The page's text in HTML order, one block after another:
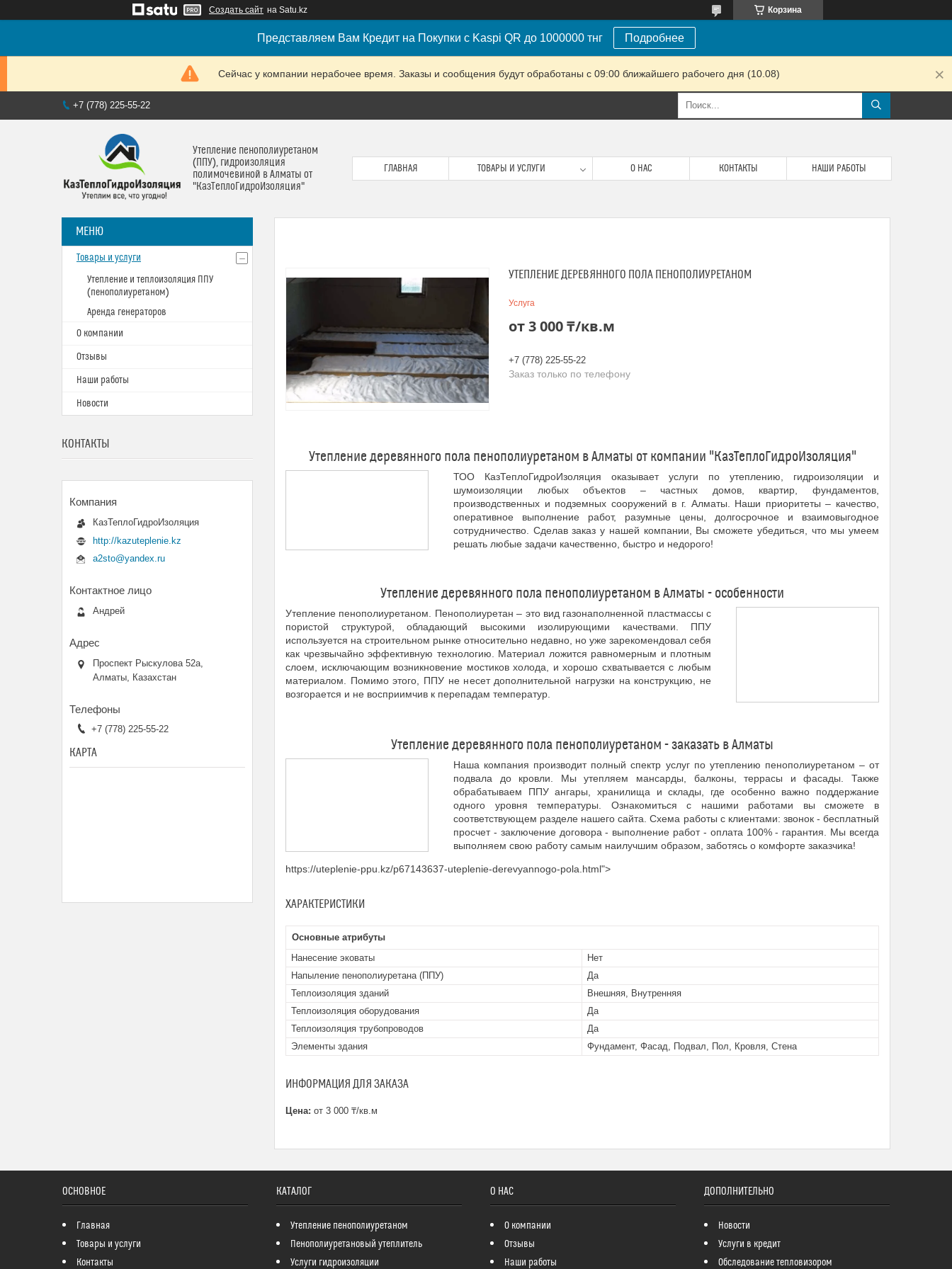
Создать сайт на Satu.kz Корзина
Представляем Вам Кредит на Покупки с Kaspi QR до 1000000 тнг Подробнее
Сейчас у компании нерабочее время. Заказы и сообщения будут обработаны с 09:00 ближайшего рабочего дня (10.08)
+7 (778) 225-55-22
Утепление пенополиуретаном
(ППУ), гидроизоляция
полимочевиной в Алматы от
"КазТеплоГидроИзоляция"
ГЛАВНАЯ ТОВАРЫ И УСЛУГИ О НАС КОНТАКТЫ НАШИ РАБОТЫ
УТЕПЛЕНИЕ ДЕРЕВЯННОГО ПОЛА ПЕНОПОЛИУРЕТАНОМ
Услуга
от3 000 ₸/кв.м
+7 (778) 225-55-22
Заказ только по телефону
Утепление деревянного пола пенополиуретаном в Алматы от компании "КазТеплоГидроИзоляция"
ТОО КазТеплоГидроИзоляция оказывает услуги по утеплению, гидроизоляции и
шумоизоляции любых объектов – частных домов, квартир, фундаментов,
производственных и подземных сооружений в г. Алматы. Наши приоритеты – качество,
оперативное выполнение работ, разумные цены, долгосрочное и взаимовыгодное
сотрудничество. Сделав заказ у нашей компании, Вы сможете убедиться, что мы умеем
решать любые задачи качественно, быстро и недорого!
Утепление деревянного пола пенополиуретаном в Алматы - особенности
Утепление пенополиуретаном. Пенополиуретан – это вид газонаполненной пластмассы с
пористой структурой, обладающий высокими изолирующими качествами. ППУ
используется на строительном рынке относительно недавно, но уже зарекомендовал себя
как чрезвычайно эффективную технологию. Материал ложится равномерным и плотным
слоем, исключающим возникновение мостиков холода, и хорошо схватывается с любым
материалом. Помимо этого, ППУ не несет дополнительной нагрузки на конструкцию, не
возгорается и не восприимчив к перепадам температур.
Утепление деревянного пола пенополиуретаном - заказать в Алматы
Наша компания производит полный спектр услуг по утеплению пенополиуретаном – от
подвала до кровли. Мы утепляем мансарды, балконы, террасы и фасады. Также
обрабатываем ППУ ангары, хранилища и склады, где особенно важно поддержание
одного уровня температуры. Ознакомиться с нашими работами вы сможете в
соответствующем разделе нашего сайта. Схема работы с клиентами: звонок - бесплатный
просчет - заключение договора - выполнение работ - оплата 100% - гарантия. Мы всегда
выполняем свою работу самым наилучшим образом, заботясь о комфорте заказчика!
https://uteplenie-ppu.kz/p67143637-uteplenie-derevyannogo-pola.html">
ХАРАКТЕРИСТИКИ
Основные атрибуты
Нанесение эковаты
Нет
Напыление пенополиуретана (ППУ)
Да
Теплоизоляция зданий
Внешняя, Внутренняя
Теплоизоляция оборудования
Да
Теплоизоляция трубопроводов
Да
Элементы здания
Фундамент, Фасад, Подвал, Пол, Кровля, Стена
ИНФОРМАЦИЯ ДЛЯ ЗАКАЗА
Цена: от 3 000 ₸/кв.м
Товары и услуги
Утепление и теплоизоляция ППУ
(пенополиуретаном)
Аренда генераторов
О компании
Отзывы
Наши работы
Новости
КОНТАКТЫ
КазТеплоГидроИзоляция
http://kazuteplenie.kz
a2sto@yandex.ru
Андрей
Проспект Рыскулова 52а,
Алматы, Казахстан
+7 (778) 225-55-22
КАРТА
ОСНОВНОЕ
Главная
Товары и услуги
Контакты
КАТАЛОГ
Утепление пенополиуретаном
Пенополиуретановый утеплитель
Услуги гидроизоляции
О НАС
О компании
Отзывы
Наши работы
ДОПОЛНИТЕЛЬНО
Новости
Услуги в кредит
Обследование тепловизором